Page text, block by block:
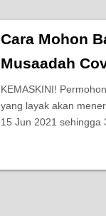
Cara Mohon
Musaadah
KEMASKINI!
yang layak akan
15 Jun 2021 sehingga